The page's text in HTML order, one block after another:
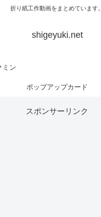
折り紙工作動画をまとめています。
shigeyuki.net
ミン
ポップアップカード
スポンサーリンク